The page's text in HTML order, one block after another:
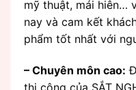
mỹ thuật, mái hiên…
nay và cam kết
phẩm tốt nhất với
– Chuyên môn cao: